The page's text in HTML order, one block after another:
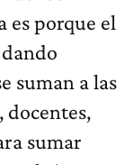
es porque el
suman a las
docentes,
sumar